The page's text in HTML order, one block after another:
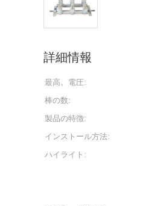
詳細情報
最高。電圧:
棒の数:
製品の特徴:
インストール方法:
ハイライト: